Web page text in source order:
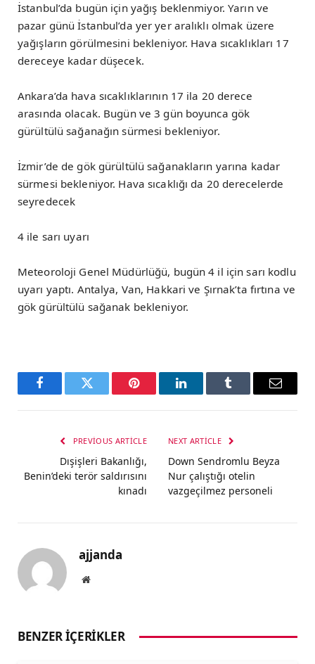
İstanbul’da bugün için yağış beklenmiyor. Yarın ve
pazar günü İstanbul’da yer yer aralıklı olmak üzere
yağışların görülmesini bekleniyor. Hava sıcaklıkları 17
dereceye kadar düşecek.
Ankara’da hava sıcaklıklarının 17 ila 20 derece
arasında olacak. Bugün ve 3 gün boyunca gök
gürültülü sağanağın sürmesi bekleniyor.
İzmir’de de gök gürültülü sağanakların yarına kadar
sürmesi bekleniyor. Hava sıcaklığı da 20 derecelerde
seyredecek
4 ile sarı uyarı
Meteoroloji Genel Müdürlüğü, bugün 4 il için sarı kodlu
uyarı yaptı. Antalya, Van, Hakkari ve Şırnak’ta fırtına ve
gök gürültülü sağanak bekleniyor.
FacebookTwitter Pinterest LinkedInTumblr Email
PREVIOUS ARTICLE
Dışişleri Bakanlığı,
Benin’deki terör saldırısını
kınadı
NEXT ARTICLE
Down Sendromlu Beyza
Nur çalıştığı otelin
vazgeçilmez personeli
ajjanda
Website
BENZER İÇERIKLER